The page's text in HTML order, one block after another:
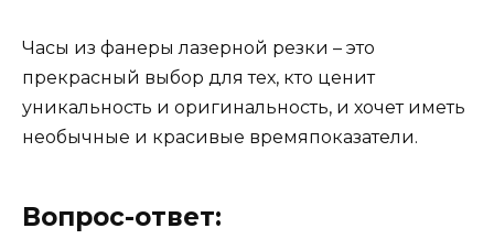
Часы из фанеры лазерной резки – это
прекрасный выбор для тех, кто ценит
уникальность и оригинальность, и хочет иметь
необычные и красивые времяпоказатели.
Вопрос-ответ: